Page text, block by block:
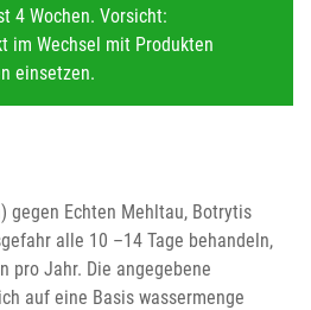
4 Wochen. Vorsicht:
im Wechsel mit Produkten
einsetzen.
gegen Echten Mehltau, Botrytis
alle 10 –14 Tage behandeln,
pro Jahr. Die angegebene
auf eine Basis wassermenge